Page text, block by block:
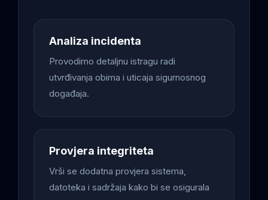
Analiza incidenta
Provodimo detaljnu istragu radi
utvrđivanja obima i uticaja sigurnosnog
događaja.
Provjera integriteta
Vrši se dodatna provjera sistema,
datoteka i sadržaja kako bi se osigurala